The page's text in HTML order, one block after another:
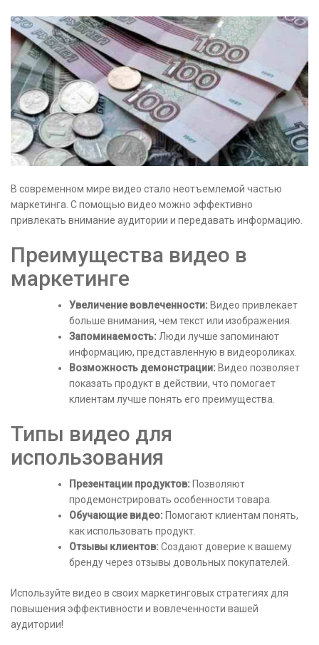
В современном мире видео стало неотъемлемой частью
маркетинга. С помощью видео можно эффективно
привлекать внимание аудитории и передавать информацию.
Преимущества видео в
маркетинге
Увеличение вовлеченности: Видео привлекает
больше внимания, чем текст или изображения.
Запоминаемость: Люди лучше запоминают
информацию, представленную в видеороликах.
Возможность демонстрации: Видео позволяет
показать продукт в действии, что помогает
клиентам лучше понять его преимущества.
Типы видео для
использования
Презентации продуктов: Позволяют
продемонстрировать особенности товара.
Обучающие видео: Помогают клиентам понять,
как использовать продукт.
Отзывы клиентов: Создают доверие к вашему
бренду через отзывы довольных покупателей.
Используйте видео в своих маркетинговых стратегиях для
повышения эффективности и вовлеченности вашей
аудитории!